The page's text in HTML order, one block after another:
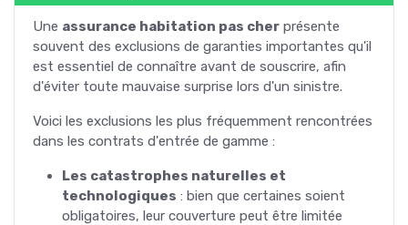
Une assurance habitation pas cher présente
souvent des exclusions de garanties importantes qu'il
est essentiel de connaître avant de souscrire, afin
d'éviter toute mauvaise surprise lors d'un sinistre.
Voici les exclusions les plus fréquemment rencontrées
dans les contrats d'entrée de gamme :
Les catastrophes naturelles et
technologiques : bien que certaines soient
obligatoires, leur couverture peut être limitée